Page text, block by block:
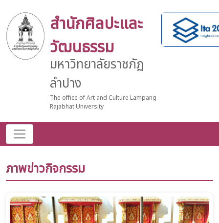
สำนักศิลปะและ
วัฒนธรรม
มหาวิทยาลัยราชภัฏ
ลำปาง
The office of Art and Culture Lampang
Rajabhat University
ภาพข่าวกิจกรรม